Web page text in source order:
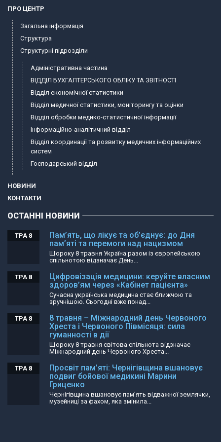
ПРО ЦЕНТР
Загальна інформація
Структура
Структурні підрозділи
Адміністративна частина
ВІДДІЛ БУХГАЛТЕРСЬКОГО ОБЛІКУ ТА ЗВІТНОСТІ
Відділ економічної статистики
Відділ медичної статистики, моніторингу та оцінки
Відділ обробки медико-статистичної інформації
Інформаційно-аналітичний відділ
Відділ координації та розвитку медичних інформаційних
систем
Господарський відділ
НОВИНИ
КОНТАКТИ
ОСТАННІ НОВИНИ
Пам’ять, що лікує та об’єднує: до Дня
пам’яті та перемоги над нацизмом
ТРА 8
Щороку 8 травня Україна разом із європейською
спільнотою відзначає День...
Цифровізація медицини: керуйте власним
здоров’ям через «Кабінет пацієнта»
ТРА 8
Сучасна українська медицина стає ближчою та
зручнішою. Сьогодні вже понад...
8 травня – Міжнародний день Червоного
Хреста і Червоного Півмісяця: сила
гуманності в дії
ТРА 8
Щороку 8 травня світова спільнота відзначає
Міжнародний день Червоного Хреста...
Просвіт пам’яті: Чернігівщина вшановує
подвиг бойової медикині Марини
Гриценко
ТРА 8
Чернігівщина вшановує пам’ять відважної землячки,
музейниці за фахом, яка змінила...